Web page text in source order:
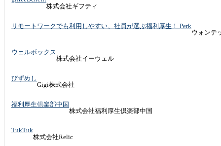
株式会社ギフティ
リモートワークでも利用しやすい、社員が選ぶ福利厚生！ Perk
ウォンテ
ウェルボックス
株式会社イーウェル
びずめし
Gigi株式会社
福利厚生倶楽部中国
株式会社福利厚生倶楽部中国
TukTuk
株式会社Relic